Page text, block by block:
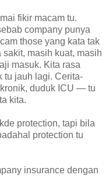
fikir macam tu.
company punya
those yang kata tak
masih kuat, masih
masuk. Kita rasa
tu jauh lagi. Cerita-
duduk ICU — tu
kita.
protection, tapi bila
protection tu
insurance dengan